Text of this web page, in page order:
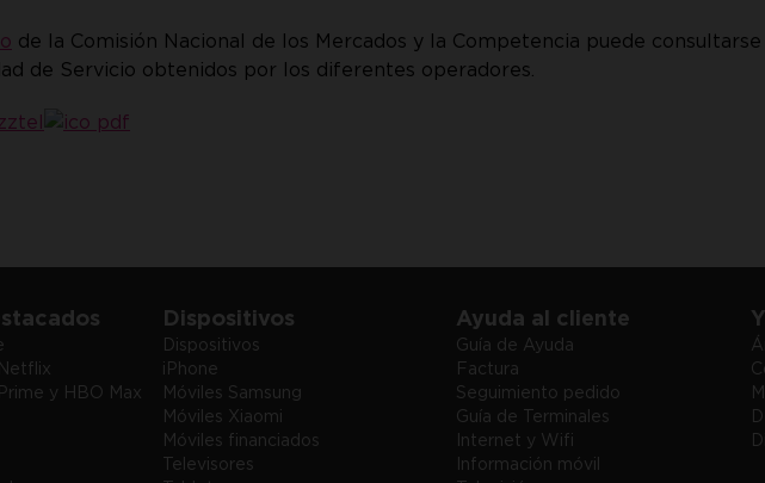
de la Comisión Nacional de los Mercados y la Competencia puede
de Servicio obtenidos por los diferentes operadores.
y HBO Max
Dispositivos
Dispositivos
iPhone
Móviles Samsung
Móviles Xiaomi
Móviles financiados
Televisores
Ayuda al cliente
Guía de Ayuda
Factura
Seguimiento pedido
Guía de Terminales
Internet y Wifi
Información móvil